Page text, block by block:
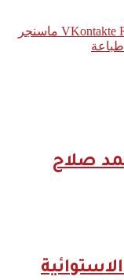
ماسنجر
طباعة
صلاح